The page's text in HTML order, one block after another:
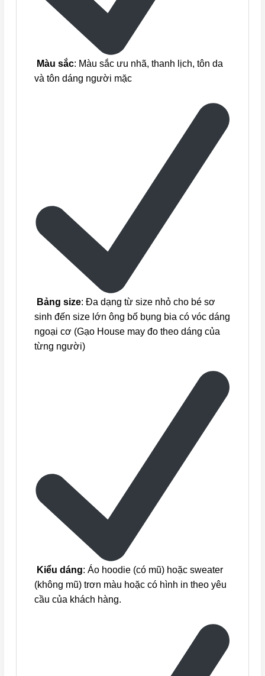
Màu sắc: Màu sắc ưu nhã, thanh lịch, tôn da
và tôn dáng người mặc
Bảng size: Đa dạng từ size nhỏ cho bé sơ
sinh đến size lớn ông bố bụng bia có vóc dáng
ngoại cơ (Gạo House may đo theo dáng của
từng người)
Kiểu dáng: Áo hoodie (có mũ) hoặc sweater
(không mũ) trơn màu hoặc có hình in theo yêu
cầu của khách hàng.